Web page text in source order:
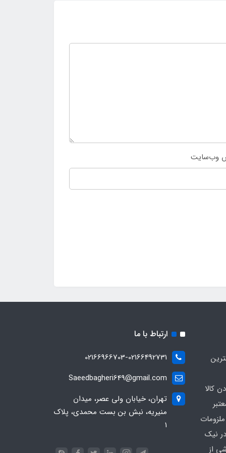
وب‌سایت
کالا
نیک
از
ارتباط با ما
02166966703-02166492731
Saeedbagheri649@gmail.com
تهران، خیابان ولی عصر، میدان
منیریه، نبش بن بست محمدی، پلاک
۱